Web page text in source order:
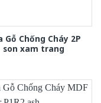
Gỗ Chống Cháy 2P
son xam trang